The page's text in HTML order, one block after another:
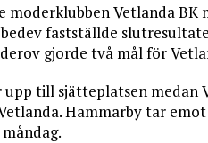
moderklubben Vetlanda
fastställde
gjorde två mål för
till sjätteplatsen medan
Hammarby tar